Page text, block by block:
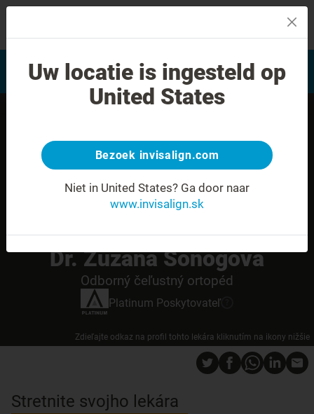
Hodnotenie úsmevu
Vyhľadať často kladené
otázky
Dr. Zuzana Sonogova
Odborný čeľustný ortopéd
Platinum Poskytovateľ
Zdieľajte odkaz na profil tohto lekára kliknutím na ikony nižšie
Stretnite svojho lekára
Uw locatie is ingesteld op
United States
Bezoek invisalign.com
Niet in United States? Ga door naar
www.invisalign.sk